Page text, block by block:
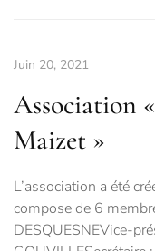
Juin 20, 2021
Association
Maizet »
L’association a été
compose de 6
DESQUESNEVice-